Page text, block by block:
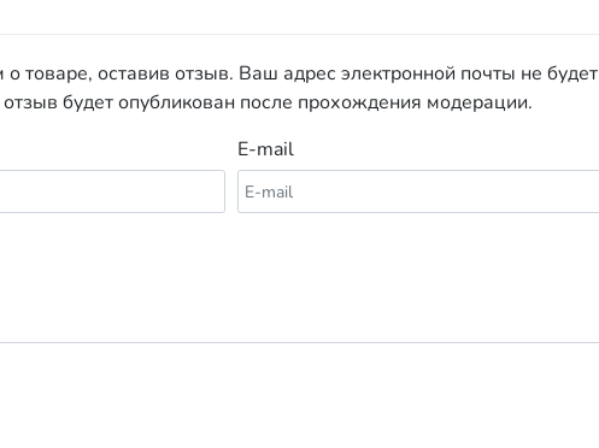
товаре, оставив отзыв. Ваш адрес электронной почты не будет
будет опубликован после прохождения модерации.
E-mail